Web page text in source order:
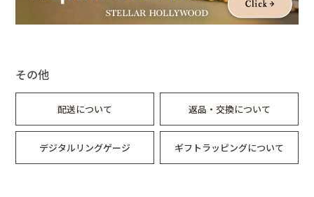
その他
配送について 返品・交換について
デジタルリングゲージ ギフトラッピングについて